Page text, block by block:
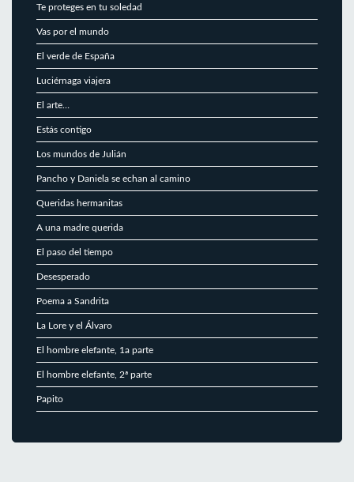
Te proteges en tu soledad
Vas por el mundo
El verde de España
Luciérnaga viajera
El arte…
Estás contigo
Los mundos de Julián
Pancho y Daniela se echan al camino
Queridas hermanitas
A una madre querida
El paso del tiempo
Desesperado
Poema a Sandrita
La Lore y el Álvaro
El hombre elefante, 1a parte
El hombre elefante, 2ª parte
Papito